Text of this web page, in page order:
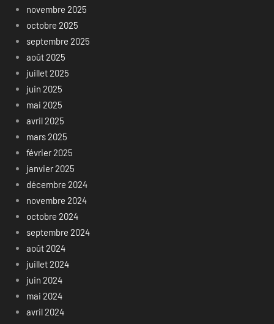
novembre 2025
octobre 2025
septembre 2025
août 2025
juillet 2025
juin 2025
mai 2025
avril 2025
mars 2025
février 2025
janvier 2025
décembre 2024
novembre 2024
octobre 2024
septembre 2024
août 2024
juillet 2024
juin 2024
mai 2024
avril 2024